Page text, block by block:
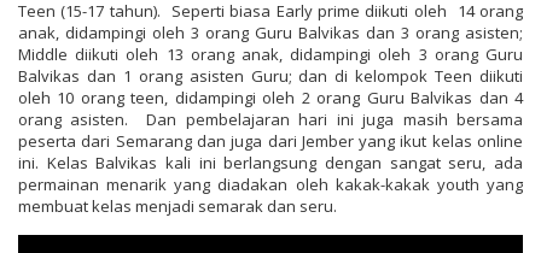
Teen (15-17 tahun). Seperti biasa Early prime diikuti oleh 14 orang
anak, didampingi oleh 3 orang Guru Balvikas dan 3 orang asisten;
Middle diikuti oleh 13 orang anak, didampingi oleh 3 orang Guru
Balvikas dan 1 orang asisten Guru; dan di kelompok Teen diikuti
oleh 10 orang teen, didampingi oleh 2 orang Guru Balvikas dan 4
orang asisten. Dan pembelajaran hari ini juga masih bersama
peserta dari Semarang dan juga dari Jember yang ikut kelas online
ini. Kelas Balvikas kali ini berlangsung dengan sangat seru, ada
permainan menarik yang diadakan oleh kakak-kakak youth yang
membuat kelas menjadi semarak dan seru.